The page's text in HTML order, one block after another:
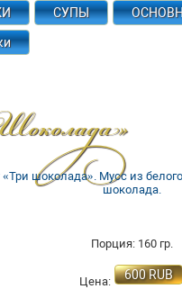
СУПЫ
«Три шоколада». Мусс из
шоколада.
Порция: 160 гр.
Цена: 600RUB